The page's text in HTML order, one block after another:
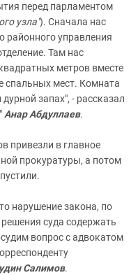
перед парламентом
узла"). Сначала нас
районного управления
Там нас
метров вместе
спальных мест. Комната
запах", - рассказал
Анар Абдуллаев.
привезли в главное
прокуратуры, а потом
нарушение закона, по
суда содержать
вопрос с адвокатом
Салимов.